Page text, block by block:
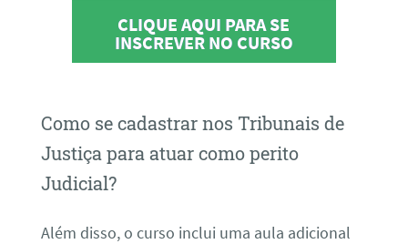
CLIQUE AQUI PARA SE
INSCREVER NO CURSO
Como se cadastrar nos Tribunais de
Justiça para atuar como perito
Judicial?
Além disso, o curso inclui uma aula adicional